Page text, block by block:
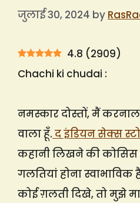
जुलाई 30, 2024 by
4.8 (2909)
Chachi ki chudai :
नमस्कार दोस्तों, मैं
वाला हूँ. द इंडियन सेक्स
कहानी लिखने की कोसिस
गलतियां होना
कोई ग़लती दिखे, तो मुझे